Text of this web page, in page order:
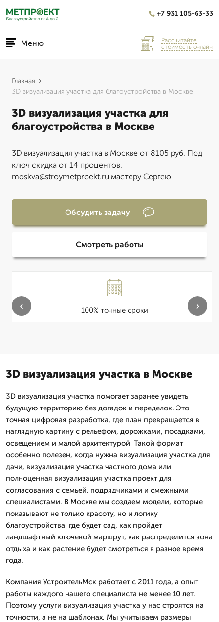
+7 931 105-63-33
Меню
Рассчитайте
стоимость онлайн
Главная
3D визуализация участка для благоустройства в Москве
3D визуализация участка для
благоустройства в Москве
3D визуализация участка в Москве от 8105 руб. Под
ключ скидка от 14 процентов.
moskva@stroymetproekt.ru мастеру Сергею
Обсудить задачу
Смотреть работы
100% точные сроки
‹ ›
3D визуализация участка в Москве
3D визуализация участка помогает заранее увидеть
будущую территорию без догадок и переделок. Это
точная цифровая разработка, где план превращается в
наглядную картину с рельефом, дорожками, посадками,
освещением и малой архитектурой. Такой формат
особенно полезен, когда нужна визуализация участка для
дачи, визуализация участка частного дома или
полноценная визуализация участка проект для
согласования с семьей, подрядчиками и смежными
специалистами. В Москве мы создаем модели, которые
показывают не только красоту, но и логику
благоустройства: где будет сад, как пройдет
ландшафтный ключевой маршрут, как распределится зона
отдыха и как растение будет смотреться в разное время
года.
Компания УстроительМск работает с 2011 года, а опыт
работы каждого нашего специалиста не менее 10 лет.
Поэтому услуги визуализация участка у нас строятся на
точности, а не на шаблонах. Мы учитываем размеры